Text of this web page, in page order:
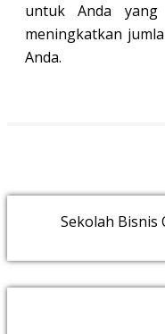
untuk Anda
meningkatkan
Anda.
Sekolah Bisnis